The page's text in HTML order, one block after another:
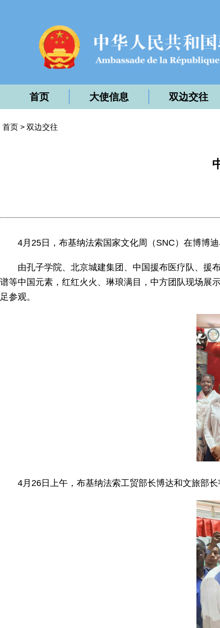
首页 大使信息 双边交往
首页 > 双边交往
4月25日，布基纳法索国家文化周（SNC）在博博
由孔子学院、北京城建集团、中国援布医疗队、援
谱等中国元素，红红火火、琳琅满目，中方团队现场展
足参观。
4月26日上午，布基纳法索工贸部长博达和文旅部